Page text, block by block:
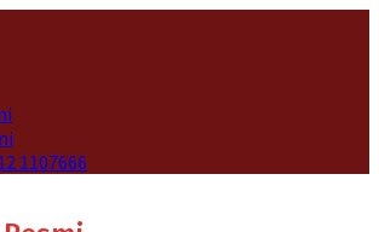
1107666